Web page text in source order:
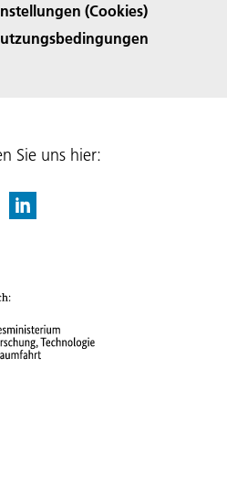
(Cookies)
Sie uns hier: